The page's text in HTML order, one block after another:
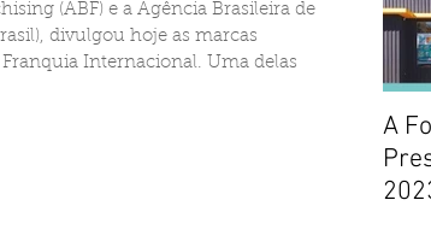
(ABF) e a Agência Brasileira de
divulgou hoje as marcas
Internacional. Uma delas
A